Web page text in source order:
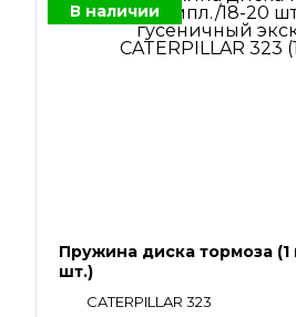
В наличии
Пружина диска тормоза (1
шт.)
CATERPILLAR 323